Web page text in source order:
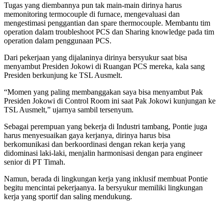
Tugas yang diembannya pun tak main-main dirinya harus
memonitoring termocouple di furnace, mengevaluasi dan
mengestimasi penggantian dan spare thermocouple. Membantu tim
operation dalam troubleshoot PCS dan Sharing knowledge pada tim
operation dalam penggunaan PCS.
Dari pekerjaan yang dijalaninya dirinya bersyukur saat bisa
menyambut Presiden Jokowi di Ruangan PCS mereka, kala sang
Presiden berkunjung ke TSL Ausmelt.
“Momen yang paling membanggakan saya bisa menyambut Pak
Presiden Jokowi di Control Room ini saat Pak Jokowi kunjungan ke
TSL Ausmelt,” ujarnya sambil tersenyum.
Sebagai perempuan yang bekerja di Industri tambang, Pontie juga
harus menyesuaikan gaya kerjanya, dirinya harus bisa
berkomunikasi dan berkoordinasi dengan rekan kerja yang
didominasi laki-laki, menjalin harmonisasi dengan para engineer
senior di PT Timah.
Namun, berada di lingkungan kerja yang inklusif membuat Pontie
begitu mencintai pekerjaanya. Ia bersyukur memiliki lingkungan
kerja yang sportif dan saling mendukung.